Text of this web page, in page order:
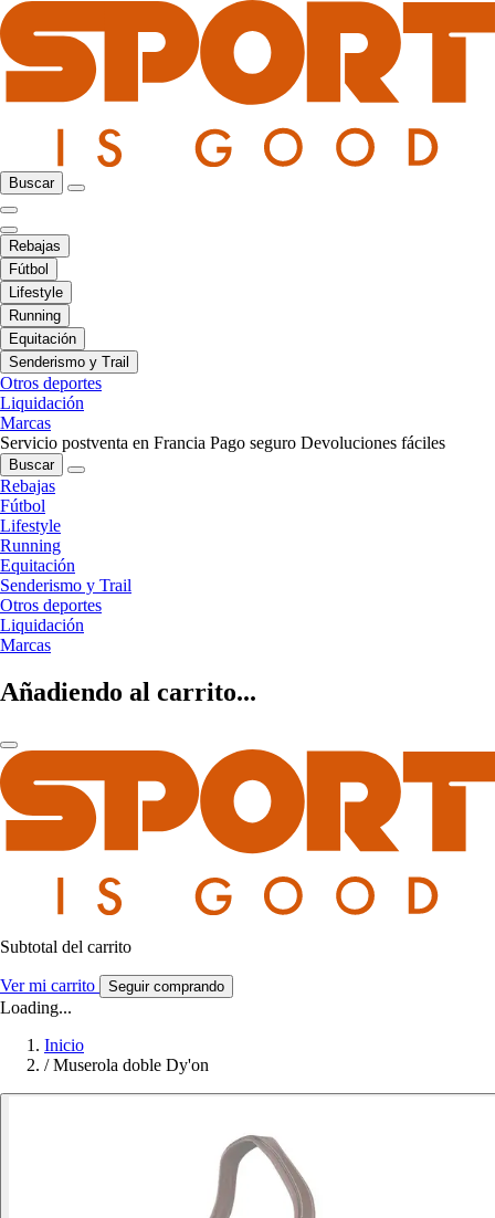
Buscar
Rebajas
Fútbol
Lifestyle
Running
Equitación
Senderismo y Trail
Otros deportes
Liquidación
Marcas
Servicio postventa en Francia Pago seguro Devoluciones fáciles
Buscar
Rebajas
Fútbol
Lifestyle
Running
Equitación
Senderismo y Trail
Otros deportes
Liquidación
Marcas
Añadiendo al carrito...
Subtotal del carrito
Ver mi carrito Seguir comprando
Loading...
Inicio
/ Muserola doble Dy'on